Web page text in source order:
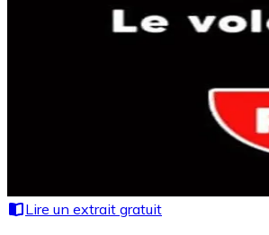
Lire un extrait gratuit